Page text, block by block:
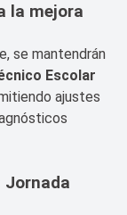
la mejora
se mantendrán
Escolar
ajustes
Jornada